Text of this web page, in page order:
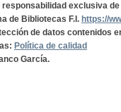
exclusiva
de Bibliotecas F.I. https://
de datos contenidos
Política de calidad
García.